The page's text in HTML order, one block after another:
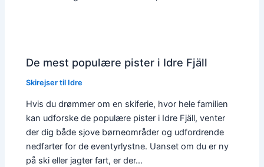
De mest populære pister i Idre Fjäll
Skirejser til Idre
Hvis du drømmer om en skiferie, hvor hele familien
kan udforske de populære pister i Idre Fjäll, venter
der dig både sjove børneområder og udfordrende
nedfarter for de eventyrlystne. Uanset om du er ny
på ski eller jagter fart, er der…